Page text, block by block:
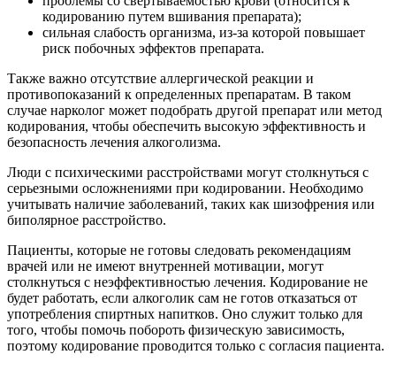
кодированию путем вшивания препарата);
сильная слабость организма, из-за которой повышает
риск побочных эффектов препарата.
Также важно отсутствие аллергической реакции и
противопоказаний к определенных препаратам. В таком
случае нарколог может подобрать другой препарат или метод
кодирования, чтобы обеспечить высокую эффективность и
безопасность лечения алкоголизма.
Люди с психическими расстройствами могут столкнуться с
серьезными осложнениями при кодировании. Необходимо
учитывать наличие заболеваний, таких как шизофрения или
биполярное расстройство.
Пациенты, которые не готовы следовать рекомендациям
врачей или не имеют внутренней мотивации, могут
столкнуться с неэффективностью лечения. Кодирование не
будет работать, если алкоголик сам не готов отказаться от
употребления спиртных напитков. Оно служит только для
того, чтобы помочь побороть физическую зависимость,
поэтому кодирование проводится только с согласия пациента.